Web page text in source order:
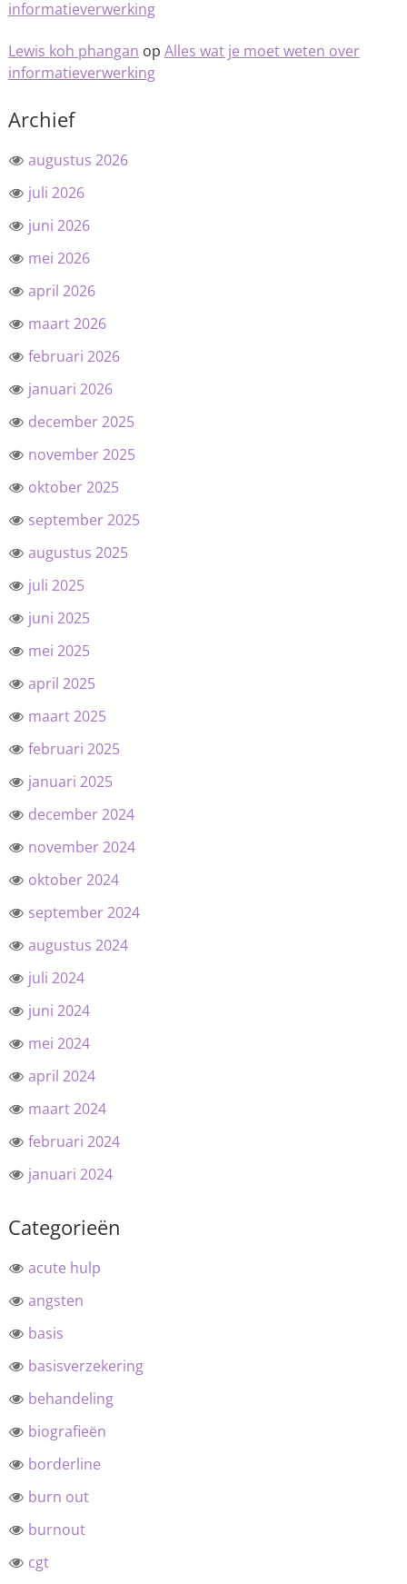
informatieverwerking
Lewis koh phangan op Alles wat je moet weten over
informatieverwerking
Archief
augustus 2026
juli 2026
juni 2026
mei 2026
april 2026
maart 2026
februari 2026
januari 2026
december 2025
november 2025
oktober 2025
september 2025
augustus 2025
juli 2025
juni 2025
mei 2025
april 2025
maart 2025
februari 2025
januari 2025
december 2024
november 2024
oktober 2024
september 2024
augustus 2024
juli 2024
juni 2024
mei 2024
april 2024
maart 2024
februari 2024
januari 2024
Categorieën
acute hulp
angsten
basis
basisverzekering
behandeling
biografieën
borderline
burn out
burnout
cgt